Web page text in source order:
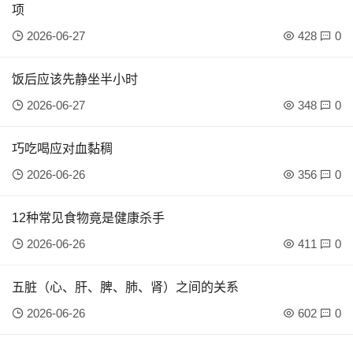
项
2026-06-27
428 0
饭后应该先静坐半小时
2026-06-27
348 0
巧吃喝应对血黏稠
2026-06-26
356 0
12种常见食物竟是健康杀手
2026-06-26
411 0
五脏（心、肝、脾、肺、肾）之间的关系
2026-06-26
602 0